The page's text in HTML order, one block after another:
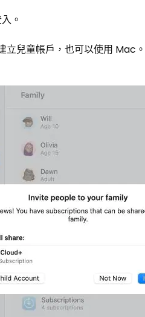
。
立兒童帳戶，也可以使用 Mac